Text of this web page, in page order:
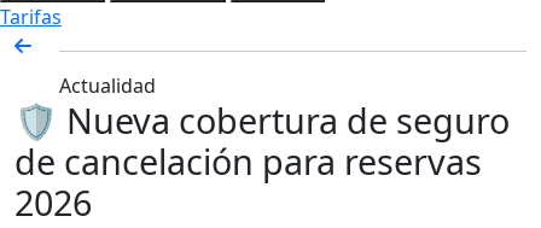
Tarifas
Actualidad
🛡️ Nueva cobertura de seguro
de cancelación para reservas
2026